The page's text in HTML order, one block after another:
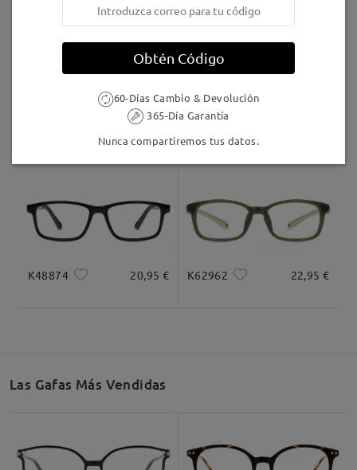
5-7 días laborales detalles
24,95 € K84835
K48874 20,95 € K62962 22,95 €
Las Gafas Más Vendidas
Obtén Código
60-Días Cambio & Devolución
365-Día Garantía
Nunca compartiremos tus datos.